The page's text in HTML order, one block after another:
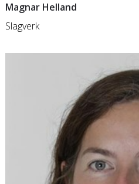
Magnar Helland
Slagverk